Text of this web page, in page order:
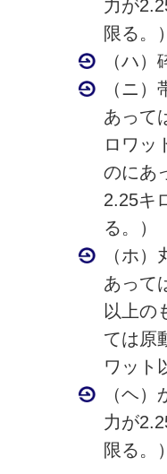
力が
限る。）
（ハ）
（ニ
あって
ロワッ
のにあ
2.25キ
る。）
（ホ
あって
以上の
ては原
ワット
（ヘ
力が
限る。）